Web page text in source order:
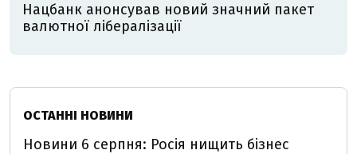
Нацбанк анонсував новий значний пакет
валютної лібералізації
ОСТАННІ НОВИНИ
Новини 6 серпня: Росія нищить бізнес